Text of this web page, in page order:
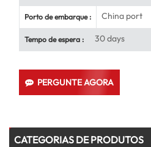
Porto de embarque : China port
Tempo de espera : 30 days
PERGUNTE AGORA
CATEGORIAS DE PRODUTOS